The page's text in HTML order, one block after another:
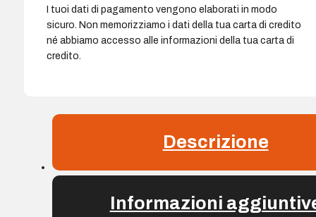
I tuoi dati di pagamento vengono elaborati in modo
sicuro. Non memorizziamo i dati della tua carta di credito
né abbiamo accesso alle informazioni della tua carta di
credito.
Descrizione
Informazioni